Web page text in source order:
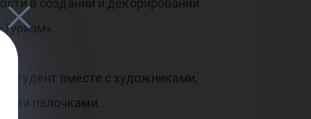
в создании и декорировании
вместе с художниками,
палочками.